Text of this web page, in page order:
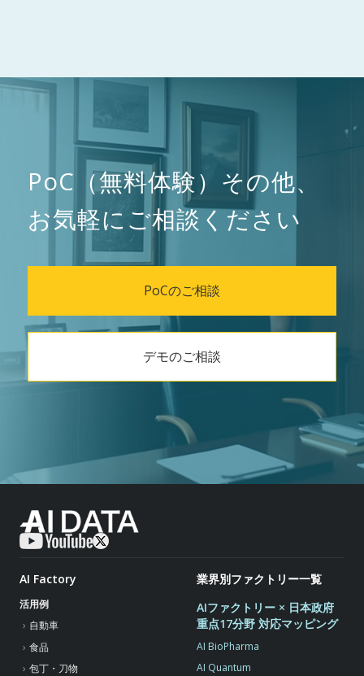
PoC（無料体験）その他、
お気軽にご相談ください
PoCのご相談
デモのご相談
AI Factory
活用例
自動車
食品
包丁・刀物
業界別ファクトリー一覧
AIファクトリー × 日本政府
重点17分野 対応マッピング
AI BioPharma
AI Quantum